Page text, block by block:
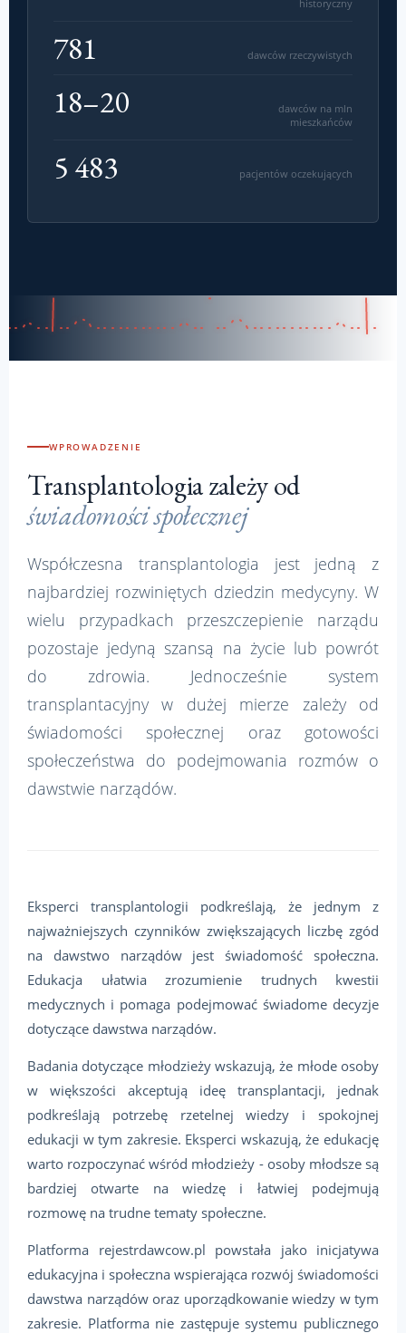
historyczny
781 dawców rzeczywistych
18–20
dawców na mln
mieszkańców
5 483 pacjentów oczekujących
WPROWADZENIE
Transplantologia zależy od
świadomości społecznej
Współczesna transplantologia jest jedną z
najbardziej rozwiniętych dziedzin medycyny. W
wielu przypadkach przeszczepienie narządu
pozostaje jedyną szansą na życie lub powrót
do zdrowia. Jednocześnie system
transplantacyjny w dużej mierze zależy od
świadomości społecznej oraz gotowości
społeczeństwa do podejmowania rozmów o
dawstwie narządów.
Eksperci transplantologii podkreślają, że jednym z
najważniejszych czynników zwiększających liczbę zgód
na dawstwo narządów jest świadomość społeczna.
Edukacja ułatwia zrozumienie trudnych kwestii
medycznych i pomaga podejmować świadome decyzje
dotyczące dawstwa narządów.
Badania dotyczące młodzieży wskazują, że młode osoby
w większości akceptują ideę transplantacji, jednak
podkreślają potrzebę rzetelnej wiedzy i spokojnej
edukacji w tym zakresie. Eksperci wskazują, że edukację
warto rozpoczynać wśród młodzieży - osoby młodsze są
bardziej otwarte na wiedzę i łatwiej podejmują
rozmowę na trudne tematy społeczne.
Platforma rejestrdawcow.pl powstała jako inicjatywa
edukacyjna i społeczna wspierająca rozwój świadomości
dawstwa narządów oraz uporządkowanie wiedzy w tym
zakresie. Platforma nie zastępuje systemu publicznego
Tryb dysleksji
KOLOR TEKSTU STRONY
KOLOR NAGŁÓWKÓW